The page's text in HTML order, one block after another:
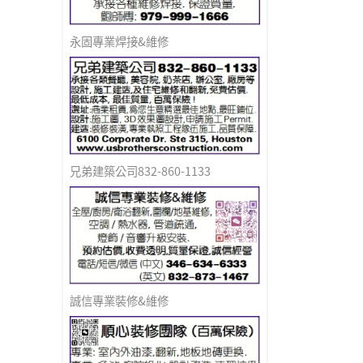
永固專業焊接&維修
兄弟建築公司832-860-1133
誠信專業裝修&維修